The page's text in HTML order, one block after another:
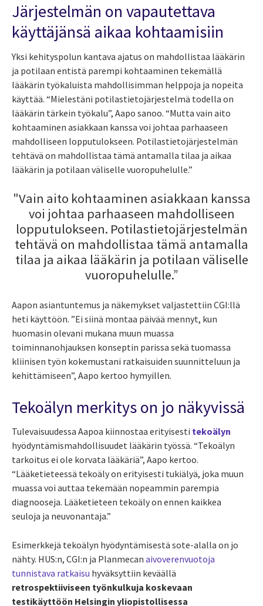
Järjestelmän on vapautettava
käyttäjänsä aikaa kohtaamisiin
Yksi kehityspolun kantava ajatus on mahdollistaa lääkärin
ja potilaan entistä parempi kohtaaminen tekemällä
lääkärin työkaluista mahdollisimman helppoja ja nopeita
käyttää. “Mielestäni potilastietojärjestelmä todella on
lääkärin tärkein työkalu”, Aapo sanoo. “Mutta vain aito
kohtaaminen asiakkaan kanssa voi johtaa parhaaseen
mahdolliseen lopputulokseen. Potilastietojärjestelmän
tehtävä on mahdollistaa tämä antamalla tilaa ja aikaa
lääkärin ja potilaan väliselle vuoropuhelulle.”
"Vain aito kohtaaminen asiakkaan kanssa
voi johtaa parhaaseen mahdolliseen
lopputulokseen. Potilastietojärjestelmän
tehtävä on mahdollistaa tämä antamalla
tilaa ja aikaa lääkärin ja potilaan väliselle
vuoropuhelulle.”
Aapon asiantuntemus ja näkemykset valjastettiin CGI:llä
heti käyttöön. ”Ei siinä montaa päivää mennyt, kun
huomasin olevani mukana muun muassa
toiminnanohjauksen konseptin parissa sekä tuomassa
kliinisen työn kokemustani ratkaisuiden suunnitteluun ja
kehittämiseen”, Aapo kertoo hymyillen.
Tekoälyn merkitys on jo näkyvissä
Tulevaisuudessa Aapoa kiinnostaa erityisesti tekoälyn
hyödyntämismahdollisuudet lääkärin työssä. “Tekoälyn
tarkoitus ei ole korvata lääkäriä”, Aapo kertoo.
“Lääketieteessä tekoäly on erityisesti tukiälyä, joka muun
muassa voi auttaa tekemään nopeammin parempia
diagnooseja. Lääketieteen tekoäly on ennen kaikkea
seuloja ja neuvonantaja.”
Esimerkkejä tekoälyn hyödyntämisestä sote-alalla on jo
nähty. HUS:n, CGI:n ja Planmecan aivoverenvuotoja
tunnistava ratkaisu hyväksyttiin keväällä
retrospektiiviseen työnkulkuja koskevaan
testikäyttöön Helsingin yliopistollisessa